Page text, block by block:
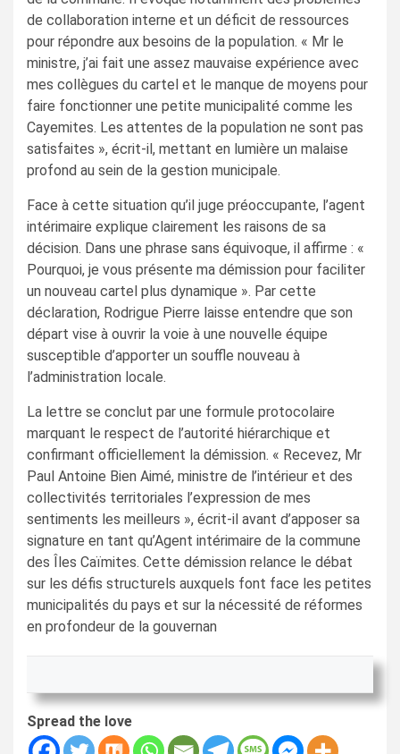
de collaboration interne et un déficit de ressources
pour répondre aux besoins de la population. « Mr le
ministre, j’ai fait une assez mauvaise expérience avec
mes collègues du cartel et le manque de moyens pour
faire fonctionner une petite municipalité comme les
Cayemites. Les attentes de la population ne sont pas
satisfaites », écrit-il, mettant en lumière un malaise
profond au sein de la gestion municipale.
Face à cette situation qu’il juge préoccupante, l’agent
intérimaire explique clairement les raisons de sa
décision. Dans une phrase sans équivoque, il affirme : «
Pourquoi, je vous présente ma démission pour faciliter
un nouveau cartel plus dynamique ». Par cette
déclaration, Rodrigue Pierre laisse entendre que son
départ vise à ouvrir la voie à une nouvelle équipe
susceptible d’apporter un souffle nouveau à
l’administration locale.
La lettre se conclut par une formule protocolaire
marquant le respect de l’autorité hiérarchique et
confirmant officiellement la démission. « Recevez, Mr
Paul Antoine Bien Aimé, ministre de l’intérieur et des
collectivités territoriales l’expression de mes
sentiments les meilleurs », écrit-il avant d’apposer sa
signature en tant qu’Agent intérimaire de la commune
des Îles Caïmites. Cette démission relance le débat
sur les défis structurels auxquels font face les petites
municipalités du pays et sur la nécessité de réformes
en profondeur de la gouvernan
Spread the love